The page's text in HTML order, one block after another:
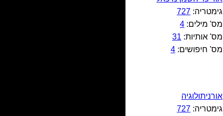
גימטריה: 727
מס' מילים: 4
מס' אותיות: 31
מס' חיפושים: 4
אורניתולוגיה
גימטריה: 727